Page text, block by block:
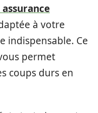
à votre
indispensable. Ce
permet
coups durs en